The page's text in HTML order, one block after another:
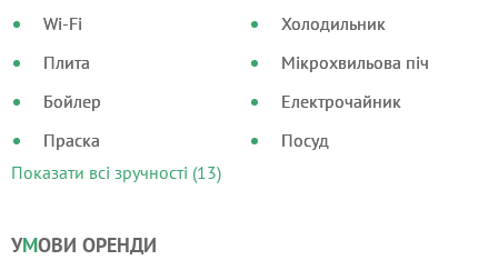
Wi-Fi
Плита
Бойлер
Праска
Холодильник
Мікрохвильова піч
Електрочайник
Посуд
Показати всі зручності (13)
УМОВИ ОРЕНДИ